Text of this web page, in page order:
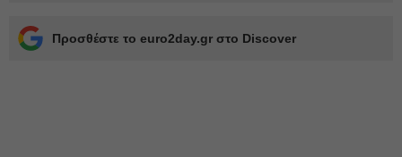
Προσθέστε το euro2day.gr στο Discover